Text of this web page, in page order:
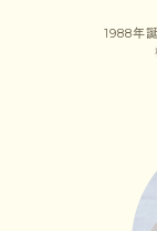
1988年誕